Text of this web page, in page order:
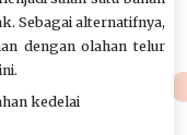
Sebagai alternatifnya,
dengan olahan telur
kedelai